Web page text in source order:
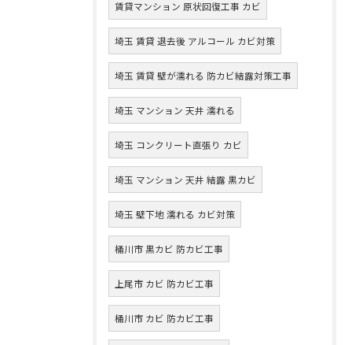
賃貸マンション 原状回復工事 カビ
埼玉 賃貸 退去後 アルコール カビ対策
埼玉 賃貸 壁が濡れる 防カビ結露対策工事
埼玉 マンション 天井 濡れる
埼玉 コンクリート直張り カビ
埼玉 マンション 天井 結露 黒カビ
埼玉 壁下地 濡れる カビ対策
桶川市 黒カビ 防カビ工事
上尾市 カビ 防カビ工事
桶川市 カビ 防カビ工事